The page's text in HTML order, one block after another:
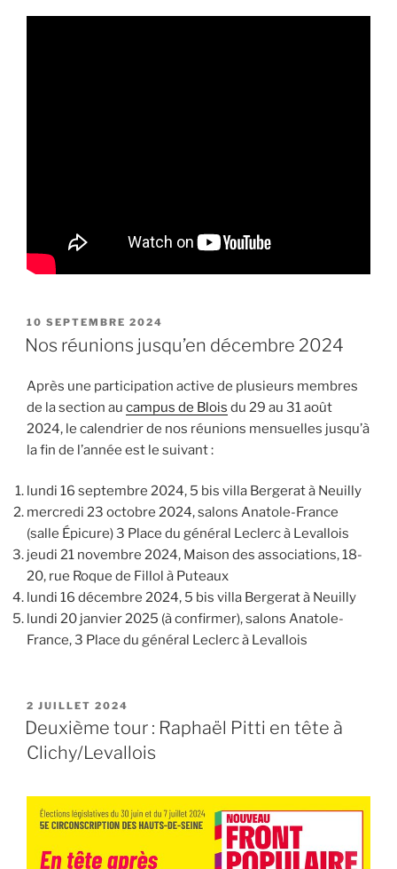
PUBLIÉ
LE
10 SEPTEMBRE 2024
Nos réunions jusqu’en décembre 2024
Après une participation active de plusieurs membres
de la section au campus de Blois du 29 au 31 août
2024, le calendrier de nos réunions mensuelles jusqu’à
la fin de l’année est le suivant :
lundi 16 septembre 2024, 5 bis villa Bergerat à Neuilly
mercredi 23 octobre 2024, salons Anatole-France
(salle Épicure) 3 Place du général Leclerc à Levallois
jeudi 21 novembre 2024, Maison des associations, 18-
20, rue Roque de Fillol à Puteaux
lundi 16 décembre 2024, 5 bis villa Bergerat à Neuilly
lundi 20 janvier 2025 (à confirmer), salons Anatole-
France, 3 Place du général Leclerc à Levallois
PUBLIÉ
LE
2 JUILLET 2024
Deuxième tour : Raphaël Pitti en tête à
Clichy/Levallois